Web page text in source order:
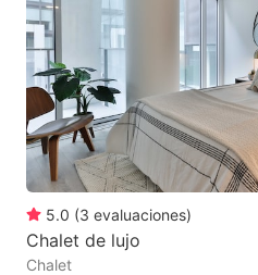
5.0 (3 evaluaciones)
Chalet de lujo
Chalet